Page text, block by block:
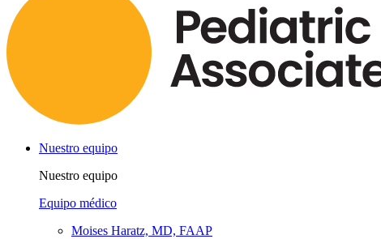
Nuestro equipo
Nuestro equipo
Equipo médico
Moises Haratz, MD, FAAP